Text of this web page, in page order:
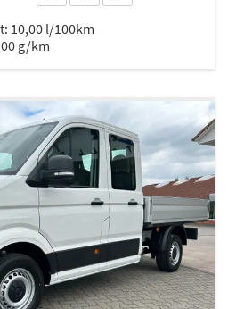
10,00 l/100km
g/km